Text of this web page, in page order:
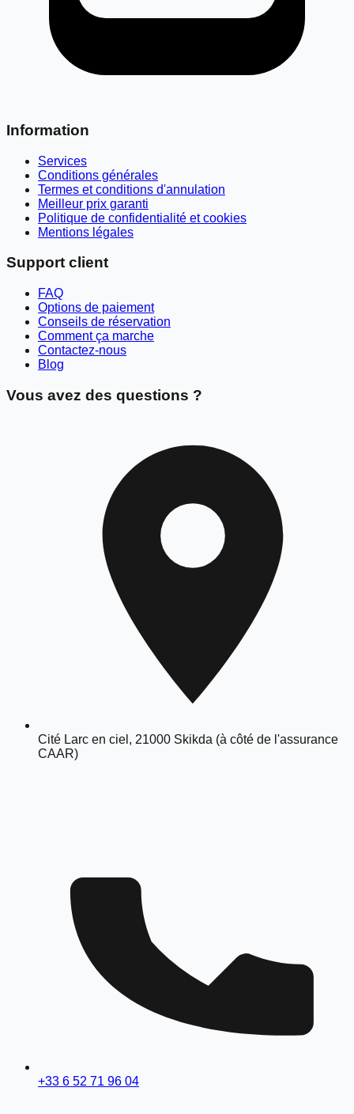
Information
Services
Conditions générales
Termes et conditions d'annulation
Meilleur prix garanti
Politique de confidentialité et cookies
Mentions légales
Support client
FAQ
Options de paiement
Conseils de réservation
Comment ça marche
Contactez-nous
Blog
Vous avez des questions ?
Cité Larc en ciel, 21000 Skikda (à côté de l'assurance
CAAR)
+33 6 52 71 96 04